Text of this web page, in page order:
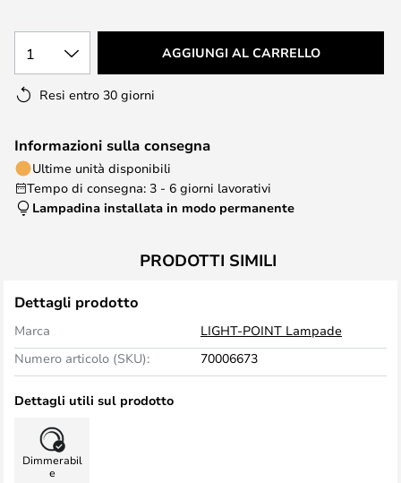
1 AGGIUNGI AL CARRELLO
Resi entro 30 giorni
Informazioni sulla consegna
Ultime unità disponibili
Tempo di consegna: 3 - 6 giorni lavorativi
Lampadina installata in modo permanente
PRODOTTI SIMILI
Dettagli prodotto
Marca
LIGHT-POINT Lampade
Numero articolo (SKU):
70006673
Dettagli utili sul prodotto
Dimmerabil
e